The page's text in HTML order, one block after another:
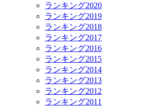
ランキング2020
ランキング2019
ランキング2018
ランキング2017
ランキング2016
ランキング2015
ランキング2014
ランキング2013
ランキング2012
ランキング2011